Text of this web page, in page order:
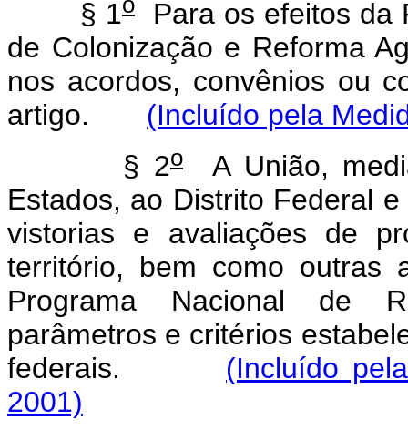
§ 1
Para os efeitos da
de Colonização e Reforma
nos acordos, convênios ou
artigo. (Incluído pela
§ 2oA União,
Estados, ao Distrito Federal
vistorias e avaliações de
território, bem como outras
Programa Nacional de
parâmetros e critérios
federais. (Incluído
2001)